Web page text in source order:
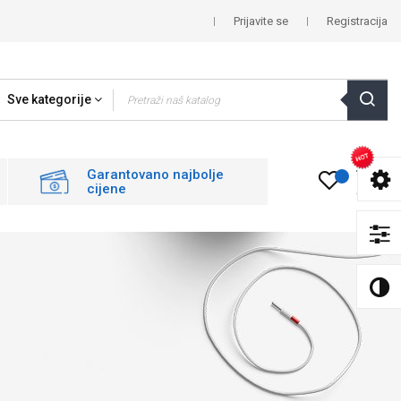
Prijavite se Registracija
Sve kategorije
Garantovano najbolje
cijene
0